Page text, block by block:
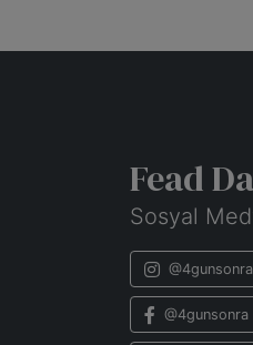
Fead
Sosyal
@4gunsonra
@4gunsonra